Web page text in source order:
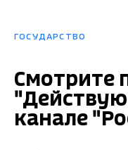
ГОСУДАРСТВО
Смотрите
канале